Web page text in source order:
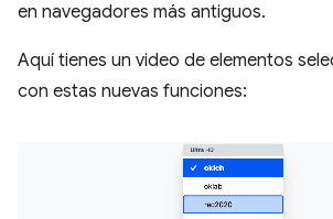
en navegadores más antiguos.
Aquí tienes un video de elementos
con estas nuevas funciones: